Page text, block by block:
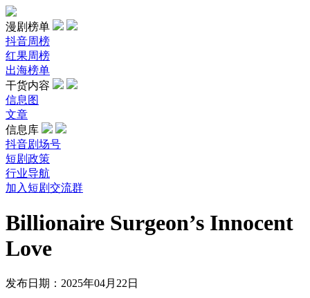
漫剧榜单
抖音周榜
红果周榜
出海榜单
干货内容
信息图
文章
信息库
抖音剧场号
短剧政策
行业导航
加入短剧交流群
Billionaire Surgeon’s Innocent
Love
发布日期：2025年04月22日